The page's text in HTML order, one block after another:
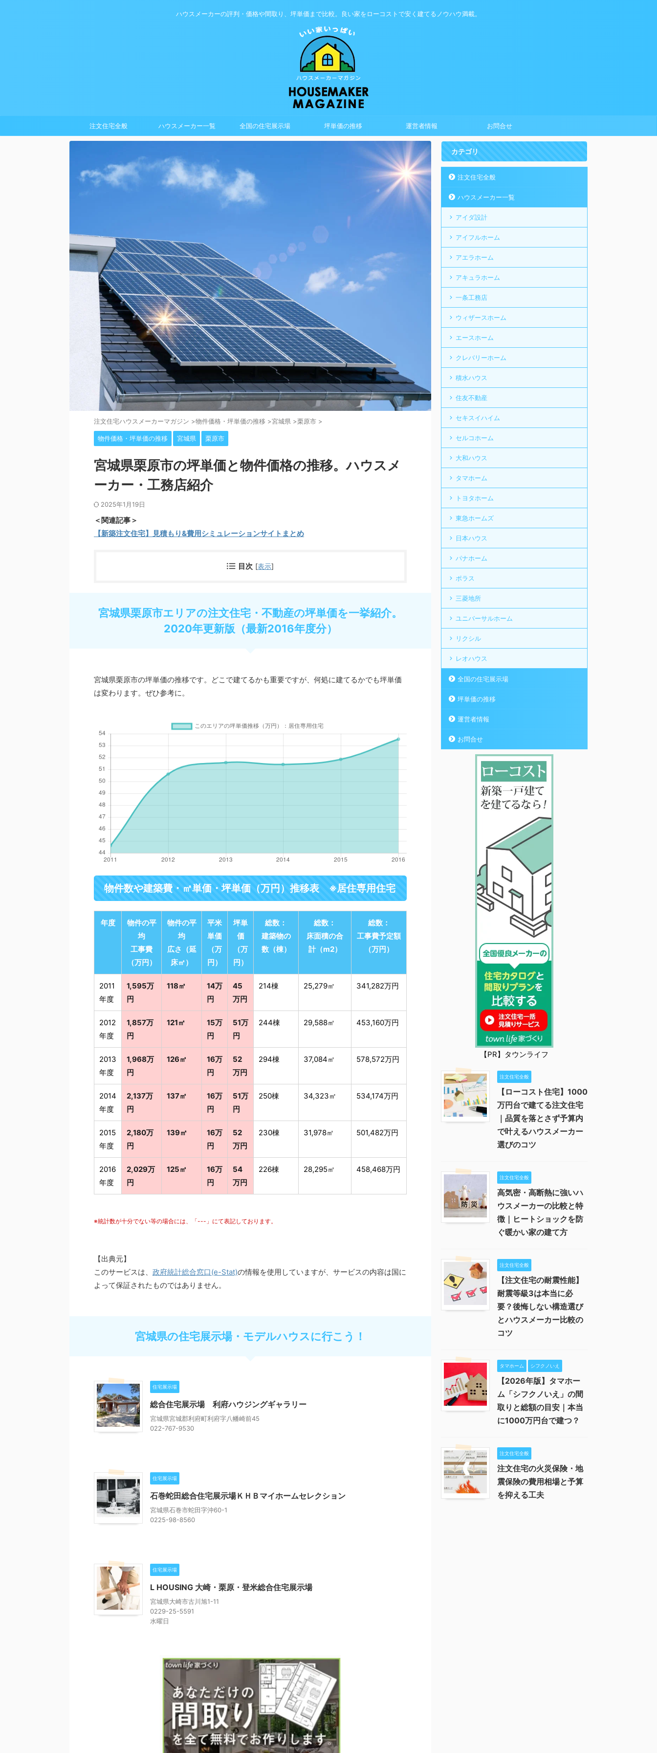
ハウスメーカーの評判・価格や間取り、坪単価まで比較。良い家をローコストで安く建てるノウハウ満載。
注文住宅全般 ハウスメーカー一覧 全国の住宅展示場 坪単価の推移 運営者情報 お問合せ
注⽂住宅ハウスメーカーマガジン >物件価格・坪単価の推移 >宮城県 >栗原市 >
物件価格・坪単価の推移 宮城県 栗原市
宮城県栗原市の坪単価と物件価格の推移。ハウスメ
ーカー・工務店紹介
2025年1月19日
＜関連記事＞
【新築注文住宅】見積もり&費用シミュレーションサイトまとめ
目次 [表示]
宮城県栗原市エリアの注文住宅・不動産の坪単価を一挙紹介。
2020年更新版（最新2016年度分）
宮城県栗原市の坪単価の推移です。どこで建てるかも重要ですが、何処に建てるかでも坪単価
は変わります。ぜひ参考に。
物件数や建築費・㎡単価・坪単価（万円）推移表 ※居住専用住宅
年度
物件の平
均
工事費
（万円）
物件の平
均
広さ（延
床㎡）
平米
単価
（万
円）
坪単
価
（万
円）
総数：
建築物の
数（棟）
総数：
床面積の合
計（m2）
総数：
工事費予定額
（万円）
2011
年度
1,595万
円
118㎡
14万
円
45
万円
214棟 25,279㎡ 341,282万円
2012
年度
1,857万
円
121㎡
15万
円
51万
円
244棟 29,588㎡ 453,160万円
2013
年度
1,968万
円
126㎡
16万
円
52
万円
294棟 37,084㎡ 578,572万円
2014
年度
2,137万
円
137㎡
16万
円
51万
円
250棟 34,323㎡ 534,174万円
2015
年度
2,180万
円
139㎡
16万
円
52
万円
230棟 31,978㎡ 501,482万円
2016
年度
2,029万
円
125㎡
16万
円
54
万円
226棟 28,295㎡ 458,468万円
※統計数が十分でない等の場合には、「---」にて表記しております。
【出典元】
このサービスは、 政府統計総合窓口(e-Stat)の情報を使用していますが、サービスの内容は国に
よって保証されたものではありません。
宮城県の住宅展示場・モデルハウスに行こう！
住宅展示場
総合住宅展示場 利府ハウジングギャラリー
宮城県宮城郡利府町利府字八幡崎前45
022-767-9530
住宅展示場
石巻蛇田総合住宅展示場ＫＨＢマイホームセレクション
宮城県石巻市蛇田字沖60-1
0225-98-8560
住宅展示場
L HOUSING 大崎・栗原・登米総合住宅展示場
宮城県大崎市古川旭1-11
0229-25-5591
水曜日
カテゴリ
注文住宅全般
ハウスメーカー一覧
アイダ設計
アイフルホーム
アエラホーム
アキュラホーム
一条工務店
ウィザースホーム
エースホーム
クレバリーホーム
積水ハウス
住友不動産
セキスイハイム
セルコホーム
大和ハウス
タマホーム
トヨタホーム
東急ホームズ
日本ハウス
パナホーム
ポラス
三菱地所
ユニバーサルホーム
リクシル
レオハウス
全国の住宅展示場
坪単価の推移
運営者情報
お問合せ
【PR】タウンライフ
注文住宅全般
【ローコスト住宅】1000
万円台で建てる注文住宅
｜品質を落とさず予算内
で叶えるハウスメーカー
選びのコツ
注文住宅全般
高気密・高断熱に強いハ
ウスメーカーの比較と特
徴｜ヒートショックを防
ぐ暖かい家の建て方
注文住宅全般
【注文住宅の耐震性能】
耐震等級3は本当に必
要？後悔しない構造選び
とハウスメーカー比較の
コツ
タマホーム シフクノいえ
【2026年版】タマホー
ム「シフクノいえ」の間
取りと総額の目安｜本当
に1000万円台で建つ？
注文住宅全般
注文住宅の火災保険・地
震保険の費用相場と予算
を抑える工夫